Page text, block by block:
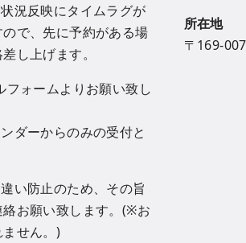
況反映にタイムラグが
で、先に予約がある場
し上げます。
フォームよりお願い致し
ダーからのみの受付と
い防止のため、その旨
お願い致します。(※お
せん。)
所在地
〒169-